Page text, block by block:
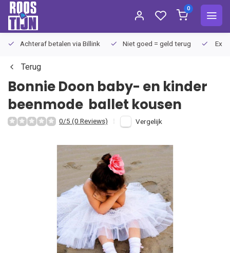
0
Achteraf betalen via Billink Niet goed = geld terug
Terug
Bonnie Doon baby- en kinder
beenmode ballet kousen
0/5 (0 Reviews) Vergelijk